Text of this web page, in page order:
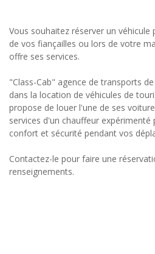
Vous souhaitez réserver un
de vos fiançailles ou lors de votre
offre ses services.
"Class-Cab" agence de transports
dans la location de véhicules de
propose de louer l'une de ses
services d'un chauffeur
confort et sécurité pendant vos
Contactez-le pour faire une
renseignements.